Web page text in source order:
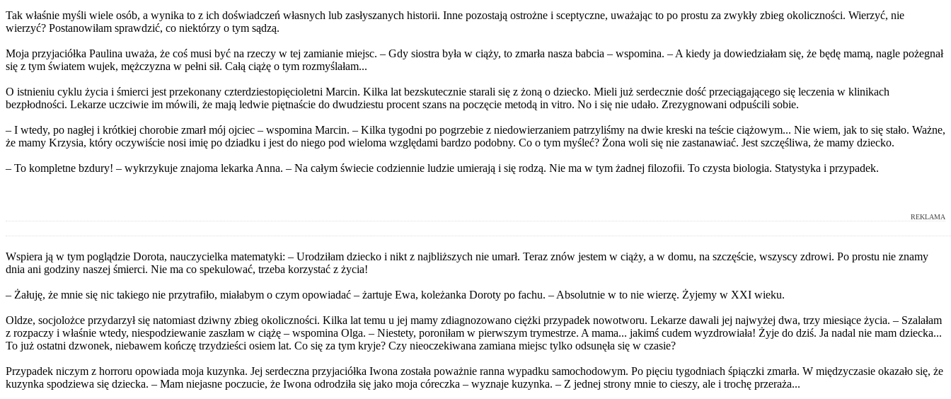
Tak właśnie myśli wiele osób, a wynika to z ich doświadczeń własnych lub zasłyszanych historii. Inne pozostają ostrożne i sceptyczne, uważając to po prostu za zwykły zbieg okoliczności. Wierzyć, nie
wierzyć? Postanowiłam sprawdzić, co niektórzy o tym sądzą.
Moja przyjaciółka Paulina uważa, że coś musi być na rzeczy w tej zamianie miejsc. – Gdy siostra była w ciąży, to zmarła nasza babcia – wspomina. – A kiedy ja dowiedziałam się, że będę mamą, nagle pożegnał
się z tym światem wujek, mężczyzna w pełni sił. Całą ciążę o tym rozmyślałam...
O istnieniu cyklu życia i śmierci jest przekonany czterdziestopięcioletni Marcin. Kilka lat bezskutecznie starali się z żoną o dziecko. Mieli już serdecznie dość przeciągającego się leczenia w klinikach
bezpłodności. Lekarze uczciwie im mówili, że mają ledwie piętnaście do dwudziestu procent szans na poczęcie metodą in vitro. No i się nie udało. Zrezygnowani odpuścili sobie.
– I wtedy, po nagłej i krótkiej chorobie zmarł mój ojciec – wspomina Marcin. – Kilka tygodni po pogrzebie z niedowierzaniem patrzyliśmy na dwie kreski na teście ciążowym... Nie wiem, jak to się stało. Ważne,
że mamy Krzysia, który oczywiście nosi imię po dziadku i jest do niego pod wieloma względami bardzo podobny. Co o tym myśleć? Żona woli się nie zastanawiać. Jest szczęśliwa, że mamy dziecko.
– To kompletne bzdury! – wykrzykuje znajoma lekarka Anna. – Na całym świecie codziennie ludzie umierają i się rodzą. Nie ma w tym żadnej filozofii. To czysta biologia. Statystyka i przypadek.
REKLAMA
Wspiera ją w tym poglądzie Dorota, nauczycielka matematyki: – Urodziłam dziecko i nikt z najbliższych nie umarł. Teraz znów jestem w ciąży, a w domu, na szczęście, wszyscy zdrowi. Po prostu nie znamy
dnia ani godziny naszej śmierci. Nie ma co spekulować, trzeba korzystać z życia!
– Żałuję, że mnie się nic takiego nie przytrafiło, miałabym o czym opowiadać – żartuje Ewa, koleżanka Doroty po fachu. – Absolutnie w to nie wierzę. Żyjemy w XXI wieku.
Oldze, socjolożce przydarzył się natomiast dziwny zbieg okoliczności. Kilka lat temu u jej mamy zdiagnozowano ciężki przypadek nowotworu. Lekarze dawali jej najwyżej dwa, trzy miesiące życia. – Szalałam
z rozpaczy i właśnie wtedy, niespodziewanie zaszłam w ciążę – wspomina Olga. – Niestety, poroniłam w pierwszym trymestrze. A mama... jakimś cudem wyzdrowiała! Żyje do dziś. Ja nadal nie mam dziecka...
To już ostatni dzwonek, niebawem kończę trzydzieści osiem lat. Co się za tym kryje? Czy nieoczekiwana zamiana miejsc tylko odsunęła się w czasie?
Przypadek niczym z horroru opowiada moja kuzynka. Jej serdeczna przyjaciółka Iwona została poważnie ranna wypadku samochodowym. Po pięciu tygodniach śpiączki zmarła. W międzyczasie okazało się, że
kuzynka spodziewa się dziecka. – Mam niejasne poczucie, że Iwona odrodziła się jako moja córeczka – wyznaje kuzynka. – Z jednej strony mnie to cieszy, ale i trochę przeraża...